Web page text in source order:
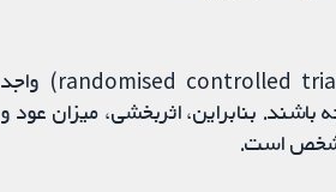
در حال حاضر‌، هیچ کارآزمایی‌های تصادفی‌سازی و کنترل شده (randomised controlled trials; RCTs) واجد
بنابراین، اثربخشی، میزان عود و
است.